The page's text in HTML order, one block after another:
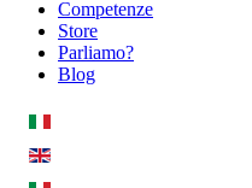
Competenze
Store
Parliamo?
Blog